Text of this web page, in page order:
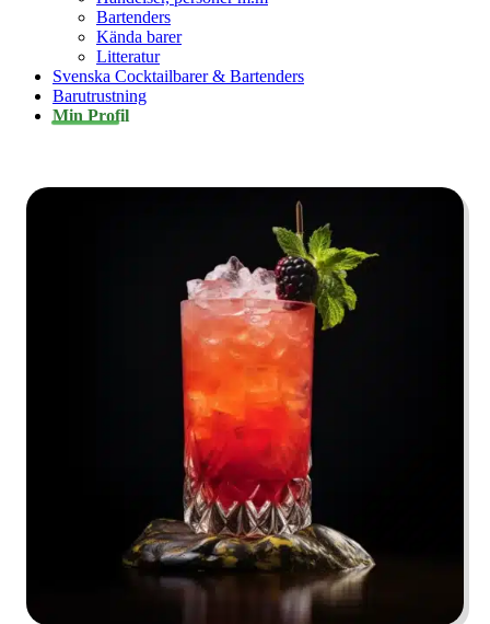
Bartenders
Kända barer
Litteratur
Svenska Cocktailbarer & Bartenders
Barutrustning
Min Profil